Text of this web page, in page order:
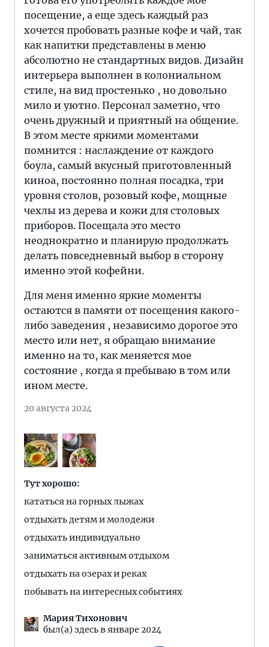
посещение, а еще здесь каждый раз
хочется пробовать разные кофе и чай, так
как напитки представлены в меню
абсолютно не стандартных видов. Дизайн
интерьера выполнен в колониальном
стиле, на вид простенько , но довольно
мило и уютно. Персонал заметно, что
очень дружный и приятный на общение.
В этом месте яркими моментами
помнится : наслаждение от каждого
боула, самый вкусный приготовленный
киноа, постоянно полная посадка, три
уровня столов, розовый кофе, мощные
чехлы из дерева и кожи для столовых
приборов. Посещала это место
неоднократно и планирую продолжать
делать повседневный выбор в сторону
именно этой кофейни.
Для меня именно яркие моменты
остаются в памяти от посещения какого-
либо заведения , независимо дорогое это
место или нет, я обращаю внимание
именно на то, как меняется мое
состояние , когда я пребываю в том или
ином месте.
20 августа 2024
Тут хорошо:
кататься на горных лыжах
отдыхать детям и молодежи
отдыхать индивидуально
заниматься активным отдыхом
отдыхать на озерах и реках
побывать на интересных событиях
Мария Тихонович
был(а) здесь в январе 2024